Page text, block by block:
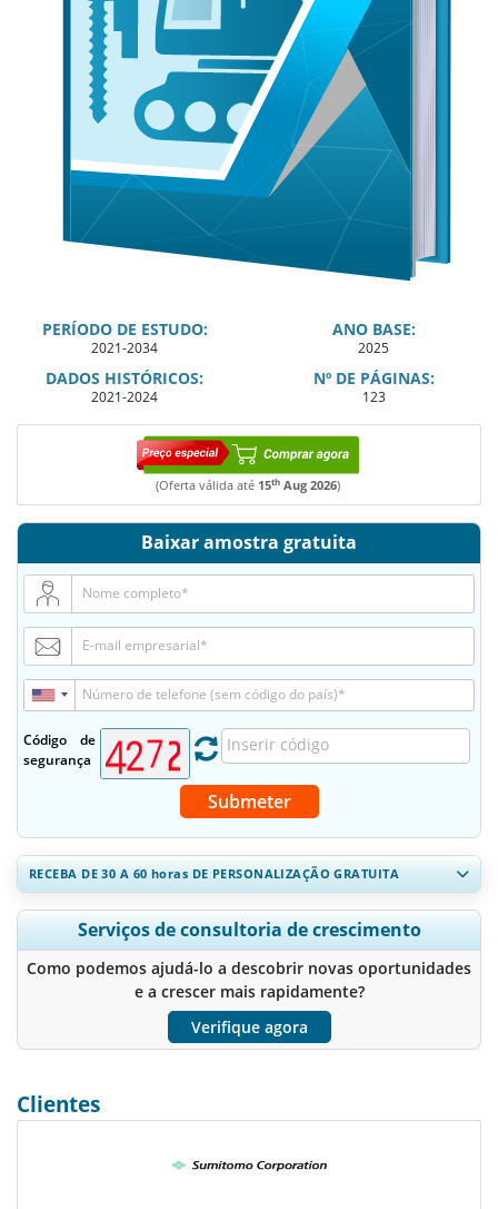
PERÍODO DE ESTUDO:
2021-2034
ANO BASE:
2025
DADOS HISTÓRICOS:
2021-2024
Nº DE PÁGINAS:
123
(Oferta válida até 15thAug 2026)
Baixar amostra gratuita
Código de
segurança
Submeter
RECEBA DE 30 A 60 horas DE PERSONALIZAÇÃO GRATUITA
Ampliar a cobertura regional e por país, Análise de segmentos,
Perfis de empresas, Benchmarking competitivo, e insights sobre
o usuário final.
Personalizar agora
Serviços de consultoria de crescimento
Como podemos ajudá-lo a descobrir novas oportunidades
e a crescer mais rapidamente?
Verifique agora
Clientes